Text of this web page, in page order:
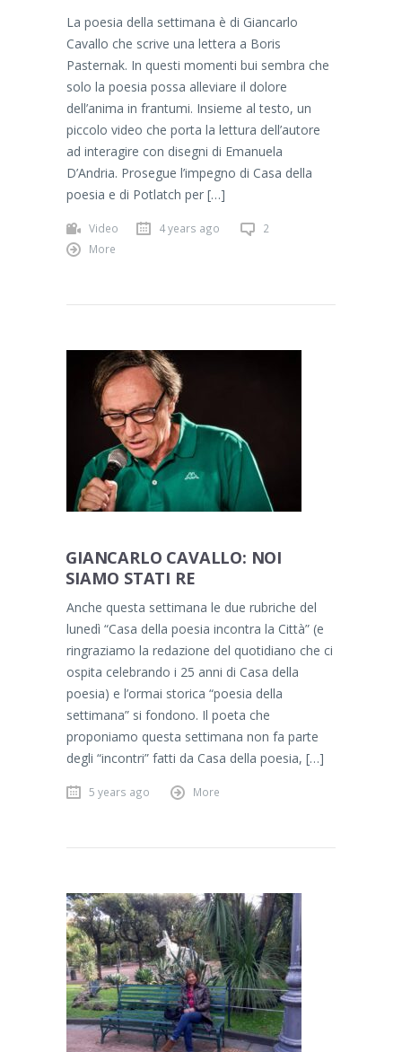
La poesia della settimana è di Giancarlo
Cavallo che scrive una lettera a Boris
Pasternak. In questi momenti bui sembra che
solo la poesia possa alleviare il dolore
dell’anima in frantumi. Insieme al testo, un
piccolo video che porta la lettura dell’autore
ad interagire con disegni di Emanuela
D’Andria. Prosegue l’impegno di Casa della
poesia e di Potlatch per […]
Video 4 years ago
2
More
GIANCARLO CAVALLO: NOI
SIAMO STATI RE
Anche questa settimana le due rubriche del
lunedì “Casa della poesia incontra la Città” (e
ringraziamo la redazione del quotidiano che ci
ospita celebrando i 25 anni di Casa della
poesia) e l’ormai storica “poesia della
settimana” si fondono. Il poeta che
proponiamo questa settimana non fa parte
degli “incontri” fatti da Casa della poesia, […]
5 years ago More